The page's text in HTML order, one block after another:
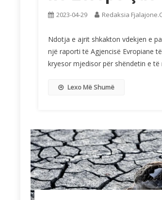
2023-04-29 Redaksia
Ndotja e ajrit shkakton vdekjen e
një raporti të Agjencisë Evropiane
kryesor mjedisor për shëndetin e
Lexo Më Shumë